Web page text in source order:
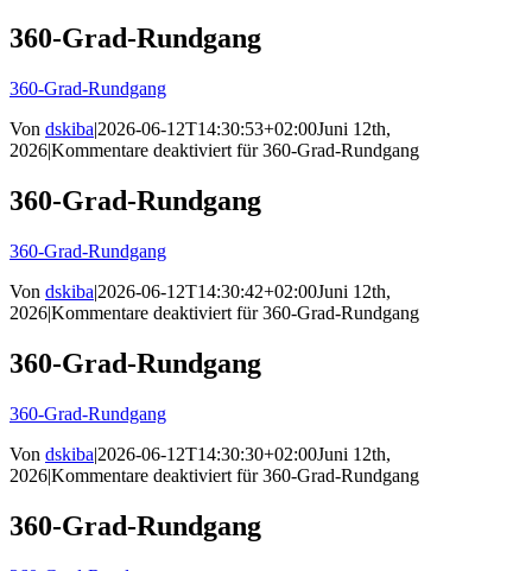
360-Grad-Rundgang
360-Grad-Rundgang
Von dskiba|2026-06-12T14:30:53+02:00Juni 12th,
2026|Kommentare deaktiviert für 360-Grad-Rundgang
360-Grad-Rundgang
360-Grad-Rundgang
Von dskiba|2026-06-12T14:30:42+02:00Juni 12th,
2026|Kommentare deaktiviert für 360-Grad-Rundgang
360-Grad-Rundgang
360-Grad-Rundgang
Von dskiba|2026-06-12T14:30:30+02:00Juni 12th,
2026|Kommentare deaktiviert für 360-Grad-Rundgang
360-Grad-Rundgang